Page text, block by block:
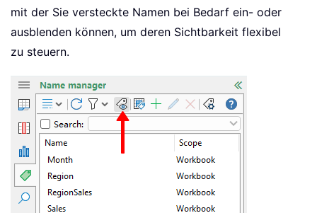
mit der Sie versteckte Namen bei Bedarf ein- oder
ausblenden können, um deren Sichtbarkeit flexibel
zu steuern.